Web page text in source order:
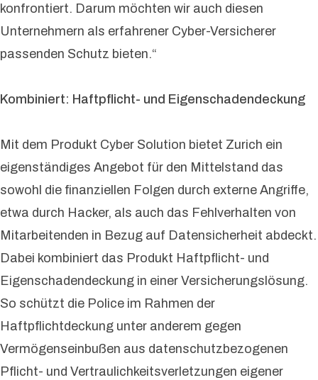
konfrontiert. Darum möchten wir auch diesen
Unternehmern als erfahrener Cyber-Versicherer
passenden Schutz bieten.“
Kombiniert: Haftpflicht- und Eigenschadendeckung
Mit dem Produkt Cyber Solution bietet Zurich ein
eigenständiges Angebot für den Mittelstand das
sowohl die finanziellen Folgen durch externe Angriffe,
etwa durch Hacker, als auch das Fehlverhalten von
Mitarbeitenden in Bezug auf Datensicherheit abdeckt.
Dabei kombiniert das Produkt Haftpflicht- und
Eigenschadendeckung in einer Versicherungslösung.
So schützt die Police im Rahmen der
Haftpflichtdeckung unter anderem gegen
Vermögenseinbußen aus datenschutzbezogenen
Pflicht- und Vertraulichkeitsverletzungen eigener